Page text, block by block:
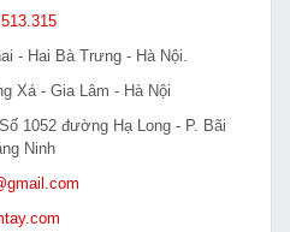
- Hai Bà Trưng - Hà Nội.
Xá - Gia Lâm - Hà Nội
1052 đường Hạ Long - P. Bãi
Ninh